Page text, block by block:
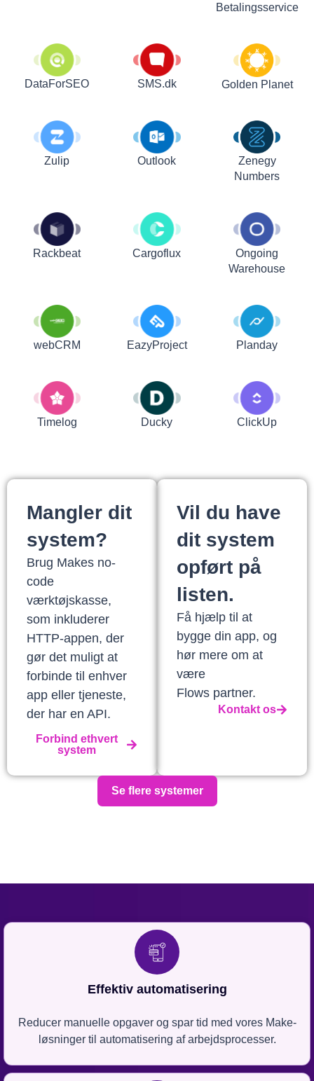
Betalingsservice
DataForSEO SMS.dk Golden Planet
Zulip Outlook
Zenegy
Numbers
Rackbeat Cargoflux
Ongoing
Warehouse
webCRM EazyProject Planday
Timelog Ducky ClickUp
Mangler dit
system?
Brug Makes no-
code
værktøjskasse,
som inkluderer
HTTP-appen, der
gør det muligt at
forbinde til enhver
app eller tjeneste,
der har en API.
Forbind ethvert
system
Vil du have
dit system
opført på
listen.
Få hjælp til at
bygge din app, og
hør mere om at
være
Flows partner.
Kontakt os
Se flere systemer
Effektiv automatisering
Reducer manuelle opgaver og spar tid med vores Make-
løsninger til automatisering af arbejdsprocesser.